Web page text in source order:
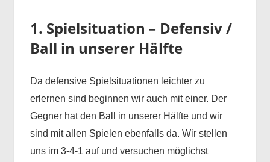
1. Spielsituation – Defensiv /
Ball in unserer Hälfte
Da defensive Spielsituationen leichter zu
erlernen sind beginnen wir auch mit einer. Der
Gegner hat den Ball in unserer Hälfte und wir
sind mit allen Spielen ebenfalls da. Wir stellen
uns im 3-4-1 auf und versuchen möglichst